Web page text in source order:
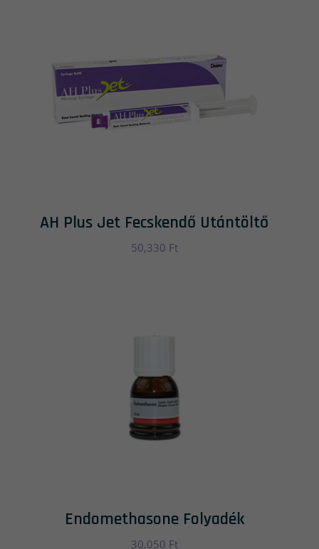
AH Plus Jet Fecskendő Utántöltő
50,330 Ft
Endomethasone Folyadék
30,050 Ft